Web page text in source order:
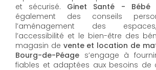
et sécurisé. Ginet Santé - Bébé
également des conseils
l’aménagement des
l’accessibilité et le bien-être des
magasin de vente et location de
Bourg-de-Péage s’engage à
fiables et adaptées aux besoins de